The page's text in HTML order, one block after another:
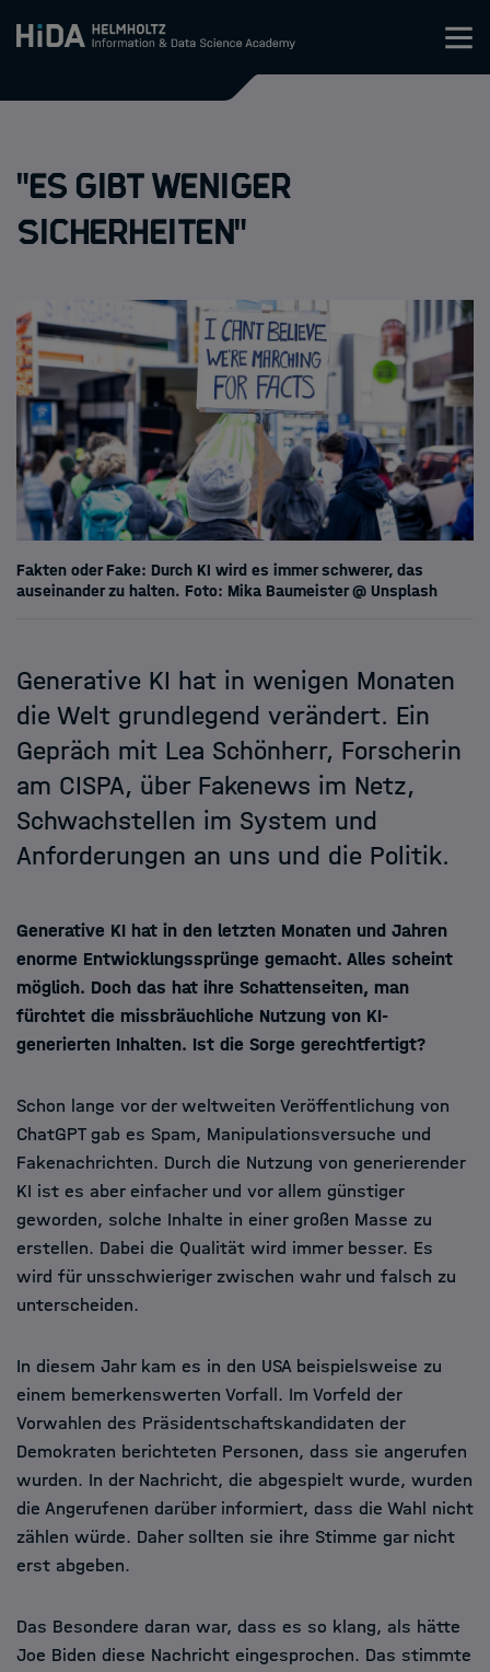
Zum Inhalt springen
Research Schools
HIDA
Jobs
"Es gibt weniger
Sicherheiten"
Fakten oder Fake: Durch KI wird es immer schwerer, das
auseinander zu halten. Foto: Mika Baumeister @ Unsplash
Generative KI hat in wenigen Monaten
die Welt grundlegend verändert. Ein
Gepräch mit Lea Schönherr, Forscherin
am CISPA, über Fakenews im Netz,
Schwachstellen im System und
Anforderungen an uns und die Politik.
Generative KI hat in den letzten Monaten und Jahren
enorme Entwicklungssprünge gemacht. Alles scheint
möglich. Doch das hat ihre Schattenseiten, man
fürchtet die missbräuchliche Nutzung von KI-
generierten Inhalten. Ist die Sorge gerechtfertigt?
Schon lange vor der weltweiten Veröffentlichung von
ChatGPT gab es Spam, Manipulationsversuche und
Fakenachrichten. Durch die Nutzung von generierender
KI ist es aber einfacher und vor allem günstiger
geworden, solche Inhalte in einer großen Masse zu
erstellen. Dabei die Qualität wird immer besser. Es
wird für unsschwieriger zwischen wahr und falsch zu
unterscheiden.
In diesem Jahr kam es in den USA beispielsweise zu
einem bemerkenswerten Vorfall. Im Vorfeld der
Vorwahlen des Präsidentschaftskandidaten der
Demokraten berichteten Personen, dass sie angerufen
wurden. In der Nachricht, die abgespielt wurde, wurden
die Angerufenen darüber informiert, dass die Wahl nicht
zählen würde. Daher sollten sie ihre Stimme gar nicht
erst abgeben.
Das Besondere daran war, dass es so klang, als hätte
Joe Biden diese Nachricht eingesprochen. Das stimmte